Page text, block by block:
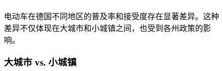
电动车在德国不同地区的普及率和接受度存在显著差异。这种
差异不仅体现在大城市和小城镇之间，也受到各州政策的影
响。
大城市 vs. 小城镇